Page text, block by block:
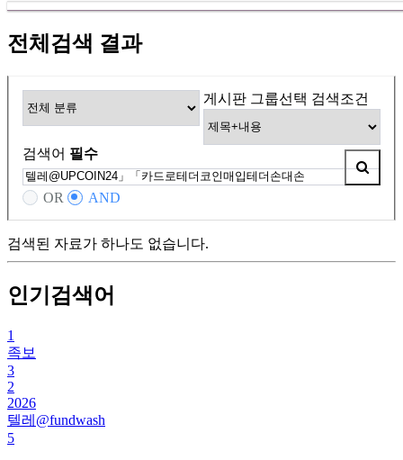
전체검색 결과
게시판 그룹선택 검색조건
검색어 필수
OR AND
검색된 자료가 하나도 없습니다.
인기검색어
1
족보
3
2
2026
텔레@fundwash
5